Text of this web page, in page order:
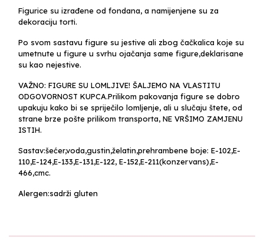
Figurice su izrađene od fondana, a namijenjene su za
dekoraciju torti.
Po svom sastavu figure su jestive ali zbog čačkalica koje su
umetnute u figure u svrhu ojačanja same figure,deklarisane
su kao nejestive.
VAŽNO: FIGURE SU LOMLJIVE! ŠALJEMO NA VLASTITU
ODGOVORNOST KUPCA.Prilikom pakovanja figure se dobro
upakuju kako bi se spriječilo lomljenje, ali u slučaju štete, od
strane brze pošte prilikom transporta, NE VRŠIMO ZAMJENU
ISTIH.
Sastav:šećer,voda,gustin,želatin,prehrambene boje: E-102,E-
110,E-124,E-133,E-131,E-122, E-152,E-211(konzervans),E-
466,cmc.
Alergen:sadrži gluten